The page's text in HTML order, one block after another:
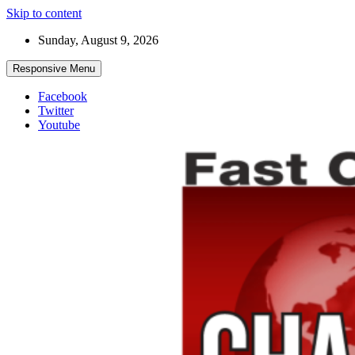
Skip to content
Sunday, August 9, 2026
Responsive Menu
Facebook
Twitter
Youtube